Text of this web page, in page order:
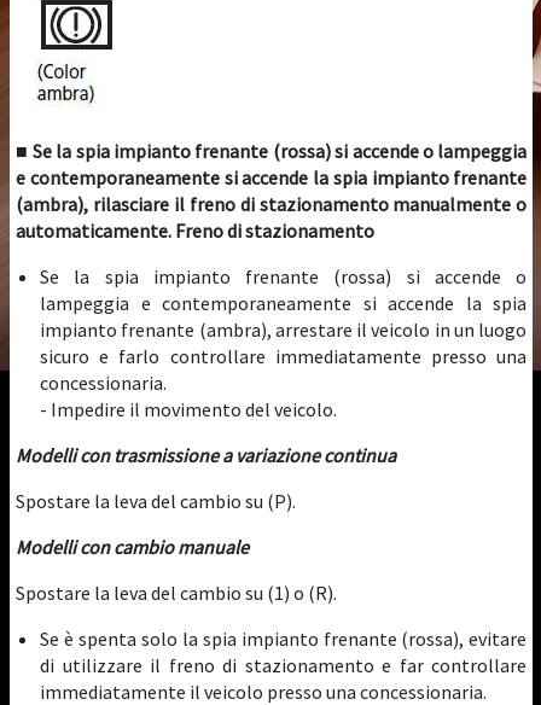
■ Se la spia impianto frenante (rossa) si accende o lampeggia
e contemporaneamente si accende la spia impianto frenante
(ambra), rilasciare il freno di stazionamento manualmente o
automaticamente. Freno di stazionamento
Se la spia impianto frenante (rossa) si accende o
lampeggia e contemporaneamente si accende la spia
impianto frenante (ambra), arrestare il veicolo in un luogo
sicuro e farlo controllare immediatamente presso una
concessionaria.
- Impedire il movimento del veicolo.
Modelli con trasmissione a variazione continua
Spostare la leva del cambio su (P).
Modelli con cambio manuale
Spostare la leva del cambio su (1) o (R).
Se è spenta solo la spia impianto frenante (rossa), evitare
di utilizzare il freno di stazionamento e far controllare
immediatamente il veicolo presso una concessionaria.